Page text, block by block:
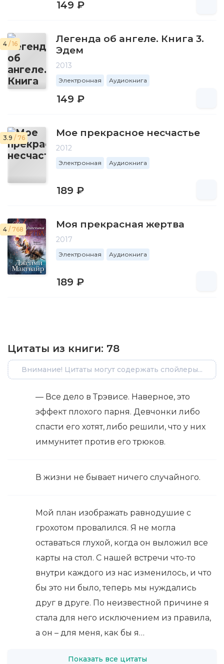
149 ₽
4 / 16
Легенда об ангеле. Книга 3.
Эдем
2013
Электронная Аудиокнига
149 ₽
3.9 / 76 Мое прекрасное несчастье
2012
Электронная Аудиокнига
189 ₽
4 / 768 Моя прекрасная жертва
2017
Электронная Аудиокнига
189 ₽
Цитаты из книги: 78
Внимание! Цитаты могут содержать спойлеры...
— Все дело в Трэвисе. Наверное, это
эффект плохого парня. Девчонки либо
спасти его хотят, либо решили, что у них
иммунитет против его трюков.
В жизни не бывает ничего случайного.
Мой план изображать равнодушие с
грохотом провалился. Я не могла
оставаться глухой, когда он выложил все
карты на стол. С нашей встречи что-то
внутри каждого из нас изменилось, и что
бы это ни было, теперь мы нуждались
друг в друге. По неизвестной причине я
стала для него исключением из правила,
а он – для меня, как бы я…
Показать все цитаты